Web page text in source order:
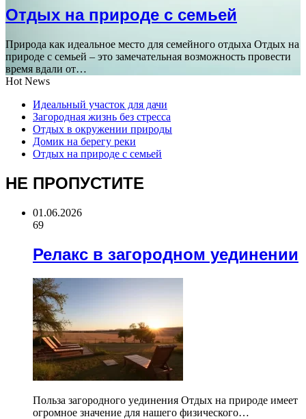
Отдых на природе с семьей
Природа как идеальное место для семейного отдыха Отдых на
природе с семьей – это замечательная возможность провести
время вдали от…
Hot News
Идеальный участок для дачи
Загородная жизнь без стресса
Отдых в окружении природы
Домик на берегу реки
Отдых на природе с семьей
НЕ ПРОПУСТИТЕ
01.06.2026
69
Релакс в загородном уединении
Польза загородного уединения Отдых на природе имеет
огромное значение для нашего физического…